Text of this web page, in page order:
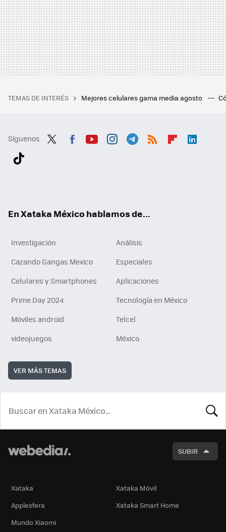
TEMAS DE INTERÉS Mejores celulares gama media agosto
Síguenos
En Xataka México hablamos de...
Investigación
Análisis
Cazando Gangas Mexico
Especiales
Celulares y Smartphones
Aplicaciones
Prime Day 2024
Tecnología en México
Móviles android
Telcel
videojuegos
México
VER MÁS TEMAS
SUBIR
Xataka
Xataka Móvil
Applesfera
Xataka Smart Home
Mundo Xiaomi